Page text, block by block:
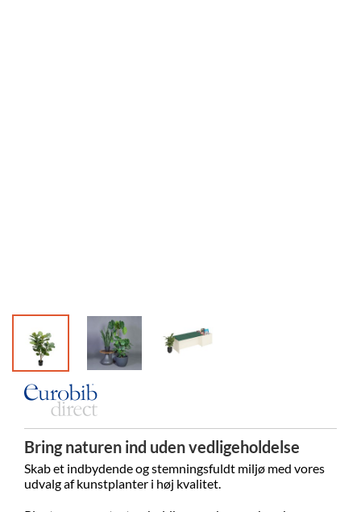
Bring naturen ind uden vedligeholdelse
Skab et indbydende og stemningsfuldt miljø med vores
udvalg af kunstplanter i høj kvalitet.